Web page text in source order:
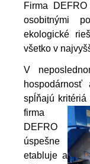
Firma
osobitnými
ekologické
všetko v
V
hospodárnosť
spĺňajú kritériá
firma
DEFRO
úspešne
etabluje a